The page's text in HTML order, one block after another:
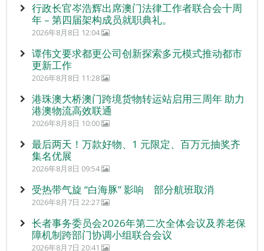
行政长官岑浩辉出席澳门法律工作者联合会十周
年 – 第四届架构成员就职典礼。
2026年8月8日 12:04
谭伟文要求都更公司创新探索多元模式推动都市
更新工作
2026年8月8日 11:28
港珠澳大桥澳门跨境货物转运站启用三周年 助力
港澳物流高效联通
2026年8月8日 10:00
最后两天！万款好物、1 元限定、百万元抽奖齐
集名优展
2026年8月8日 09:54
受热带气旋 “白海豚” 影响 部分航班取消
2026年8月7日 22:27
长者事务委员会2026年第二次全体会议及养老保
障机制跨部门协调小组联合会议
2026年8月7日 20:41